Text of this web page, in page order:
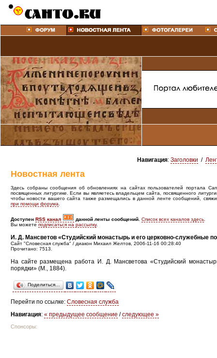
Навигация: Заголовки /
Новостная лента
Здесь собраны сообщения об обновлениях на сайтах пользователей портала
посвященных литургике. Если вы являетесь владельцем сайта, посвященного
чтобы новости вашего сайта также размещались в данной ленте сообщений,
при помощи форума
Доступен RSS канал данной ленты сообщений. Список всех каналов здесь
Вы можете подписаться на рассылку.
И. Д. Мансветов «Студийский монастырь и его церковно-служебные
Сайт "Словесная служба" / диакон Михаил Желтов, 2006-11-16 00:28:40
Прочитано: 7513.
На сайте размещена работа И. Д. Мансветова «Студийский
порядки» (М., 1884).
Поделиться…
Перейти по ссылке: Словесная служба
Навигация: « предыдущее сообщение /следующее »
Спонсоры: